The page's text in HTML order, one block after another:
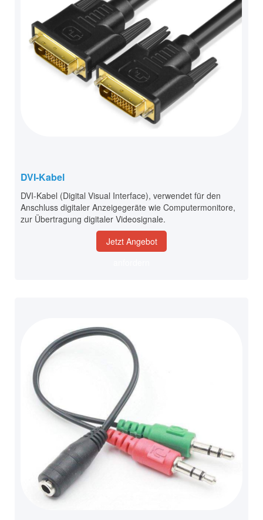
DVI-Kabel
DVI-Kabel (Digital Visual Interface), verwendet für den
Anschluss digitaler Anzeigegeräte wie Computermonitore,
zur Übertragung digitaler Videosignale.
Jetzt Angebot